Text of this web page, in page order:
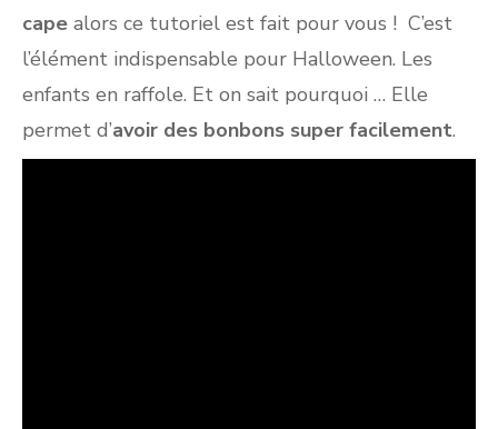
cape alors ce tutoriel est fait pour vous ! C’est
l’élément indispensable pour Halloween. Les
enfants en raffole. Et on sait pourquoi … Elle
permet d’avoir des bonbons super facilement.